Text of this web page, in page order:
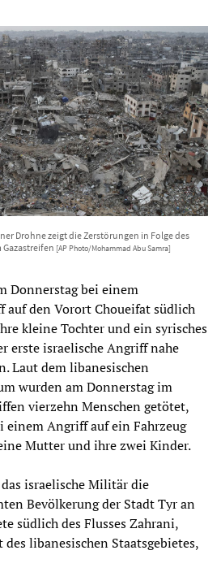
Drohne zeigt die Zerstörungen in Folge des
Gazastreifen [AP Photo/Mohammad Abu Samra]
Donnerstag bei einem
auf den Vorort Choueifat südlich
kleine Tochter und ein syrisches
erste israelische Angriff nahe
Laut dem libanesischen
wurden am Donnerstag im
vierzehn Menschen getötet,
einem Angriff auf ein Fahrzeug
Mutter und ihre zwei Kinder.
israelische Militär die
Bevölkerung der Stadt Tyr an
südlich des Flusses Zahrani,
libanesischen Staatsgebietes,